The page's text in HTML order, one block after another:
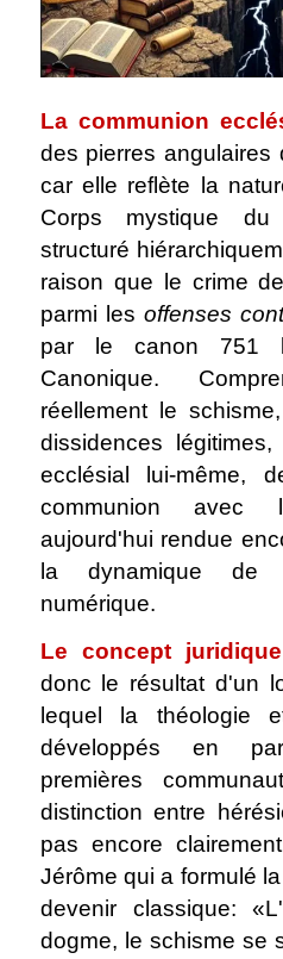
La communion
des pierres angulaires
car elle reflète la
Corps mystique
structuré
raison que le crime
parmi les offenses
par le canon 751
Canonique.
réellement le
dissidences
ecclésial lui-même,
communion avec
aujourd'hui rendue
la dynamique de
numérique.
Le concept
donc le résultat d'un
lequel la théologie
développés en
premières
distinction entre
pas encore
Jérôme qui a formulé
devenir classique:
dogme, le schisme se